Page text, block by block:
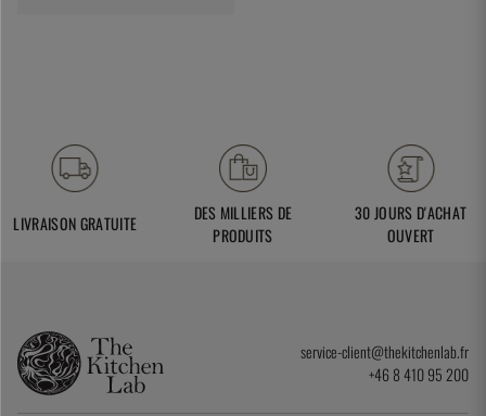
LIVRAISON GRATUITE
DES MILLIERS DE
PRODUITS
30 JOURS D'ACHAT
OUVERT
service-client@thekitchenlab.fr
+46 8 410 95 200